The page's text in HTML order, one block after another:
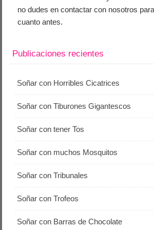
no dudes en contactar con nosotros
cuanto antes.
Publicaciones recientes
Soñar con Horribles Cicatrices
Soñar con Tiburones Gigantescos
Soñar con tener Tos
Soñar con muchos Mosquitos
Soñar con Tribunales
Soñar con Trofeos
Soñar con Barras de Chocolate